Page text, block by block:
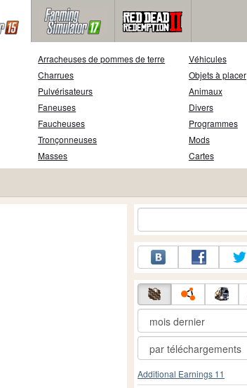
Arracheuses de pommes de terre
Charrues
Pulvérisateurs
Faneuses
Faucheuses
Tronçonneuses
Masses
Véhicules
Objets à placer
Animaux
Divers
Programmes
Mods
Cartes
Additional Earnings 11